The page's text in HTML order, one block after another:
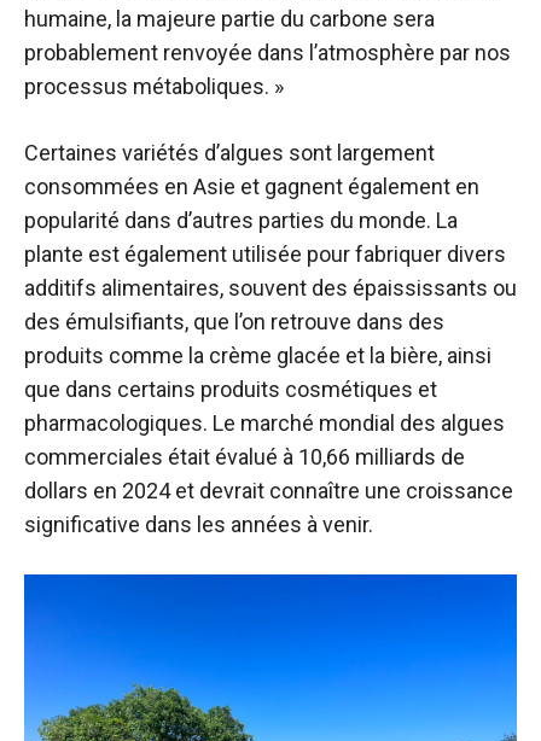
humaine, la majeure partie du carbone sera
probablement renvoyée dans l’atmosphère par nos
processus métaboliques. »
Certaines variétés d’algues sont largement
consommées en Asie et gagnent également en
popularité dans d’autres parties du monde. La
plante est également utilisée pour fabriquer divers
additifs alimentaires, souvent des épaississants ou
des émulsifiants, que l’on retrouve dans des
produits comme la crème glacée et la bière, ainsi
que dans certains produits cosmétiques et
pharmacologiques. Le marché mondial des algues
commerciales était évalué à 10,66 milliards de
dollars en 2024 et devrait connaître une croissance
significative dans les années à venir.